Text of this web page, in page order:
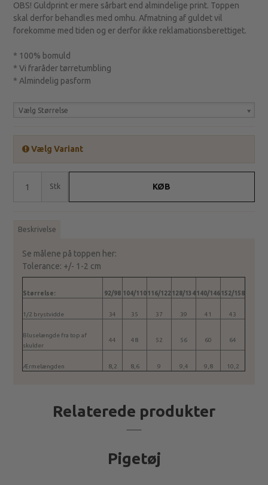
OBS! Guldprint er mere sårbart end almindelige print. Toppen
skal derfor behandles med omhu. Afmatning af guldet vil
forekomme med tiden og er derfor ikke reklamationsberettiget.
* 100% bomuld
* Vi fraråder tørretumbling
* Almindelig pasform
Vælg Størrelse
Vælg Variant
Stk KØB
Beskrivelse
Se målene på toppen her:
Tolerance: +/- 1-2 cm
Størrelse: 92/98 104/110116/122128/134140/146152/158
1/2 brystvidde 34 35 37 39 41 43
Bluselængde fra top af
skulder
44 48 52 56 60 64
Ærmelængden 8,2 8,6 9 9,4 9,8 10,2
Relaterede produkter
Pigetøj